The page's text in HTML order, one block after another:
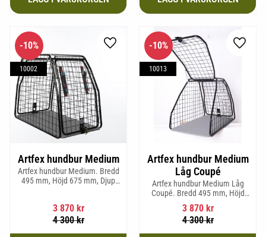
Artfex hundbur Medium
Artfex hundbur Medium. Bredd
495 mm, Höjd 675 mm, Djup
3 870kr
4 300kr
10%
10002
Lägg till i favoriter
Artfex hundbur Medium
Låg Coupé
Artfex hundbur Medium Låg
Coupé. Bredd 495 mm, Höjd
580 mm, Djup 830 mm och Vikt
15,2 kg.
3 870kr
4 300kr
10%
10013
Lägg